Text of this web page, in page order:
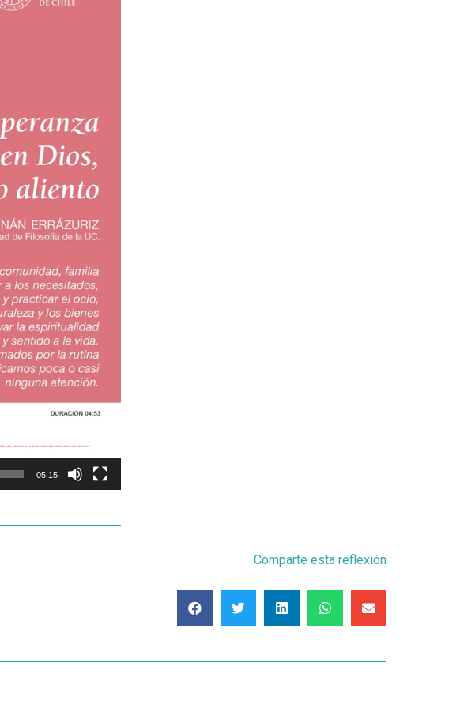
05:15
Comparte esta reflexión